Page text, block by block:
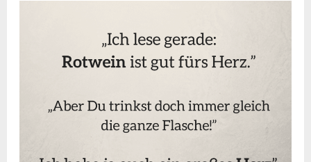
Rotwein